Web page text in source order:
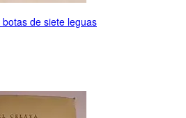
de siete leguas